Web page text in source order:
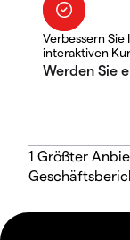
Verbessern
interaktiven
1 Größter